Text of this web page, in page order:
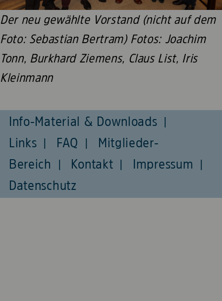
Der neu gewählte Vorstand (nicht auf dem
Foto: Sebastian Bertram) Fotos: Joachim
Tonn, Burkhard Ziemens, Claus List, Iris
Kleinmann
Info-Material & Downloads
Links
FAQ
Mitglieder-
Bereich
Kontakt
Impressum
Datenschutz